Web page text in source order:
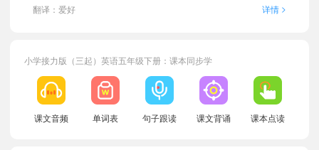
翻译：爱好
详情 >
小学接力版（三起）英语五年级下册：课本同步学
课文音频 单词表 句子跟读 课文背诵 课本点读
小宝361704 正在学习 接力版（三起）六年级下册Lesson 1单词